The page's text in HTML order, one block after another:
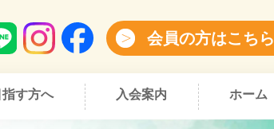
会員の方はこちら
す方へ 入会案内 ホーム